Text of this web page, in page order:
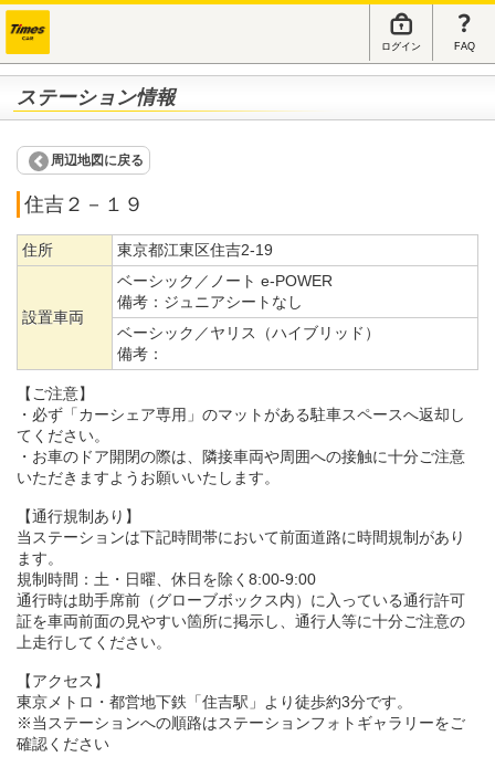
ログイン FAQ
ステーション情報
周辺地図に戻る
住吉２－１９
住所 東京都江東区住吉2-19
設置車両
ベーシック／ノート e-POWER
備考： ジュニアシートなし
ベーシック／ヤリス（ハイブリッド）
備考：
【ご注意】
・必ず「カーシェア専用」のマットがある駐車スペースへ返却し
てください。
・お車のドア開閉の際は、隣接車両や周囲への接触に十分ご注意
いただきますようお願いいたします。
【通行規制あり】
当ステーションは下記時間帯において前面道路に時間規制があり
ます。
規制時間：土・日曜、休日を除く8:00-9:00
通行時は助手席前（グローブボックス内）に入っている通行許可
証を車両前面の見やすい箇所に掲示し、通行人等に十分ご注意の
上走行してください。
【アクセス】
東京メトロ・都営地下鉄「住吉駅」より徒歩約3分です。
※当ステーションへの順路はステーションフォトギャラリーをご
確認ください